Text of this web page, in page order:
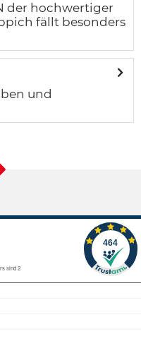
der hochwertiger
fällt besonders
und